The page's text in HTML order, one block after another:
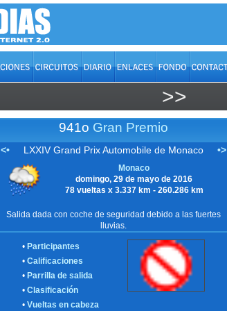
>>
941o Gran Premio
<• LXXIV Grand Prix Automobile de Monaco •>
Monaco
domingo, 29 de mayo de 2016
78 vueltas x 3.337 km - 260.286 km
Salida dada con coche de seguridad debido a las fuertes
lluvias.
• Participantes
• Calificaciones
• Parrilla de salida
• Clasificación
• Vueltas en cabeza